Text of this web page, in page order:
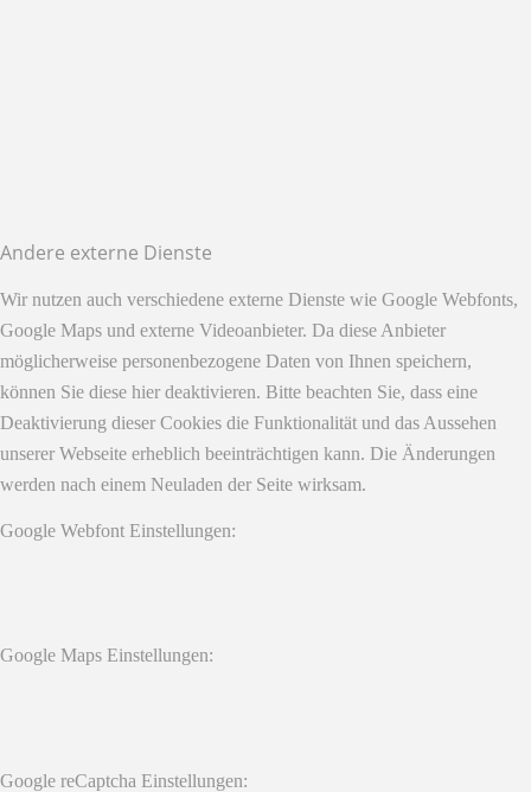
Andere externe Dienste
Wir nutzen auch verschiedene externe Dienste wie Google Webfonts,
Google Maps und externe Videoanbieter. Da diese Anbieter
möglicherweise personenbezogene Daten von Ihnen speichern,
können Sie diese hier deaktivieren. Bitte beachten Sie, dass eine
Deaktivierung dieser Cookies die Funktionalität und das Aussehen
unserer Webseite erheblich beeinträchtigen kann. Die Änderungen
werden nach einem Neuladen der Seite wirksam.
Google Webfont Einstellungen:
Google Maps Einstellungen:
Google reCaptcha Einstellungen: